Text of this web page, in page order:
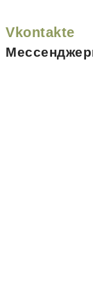
Vkontakte